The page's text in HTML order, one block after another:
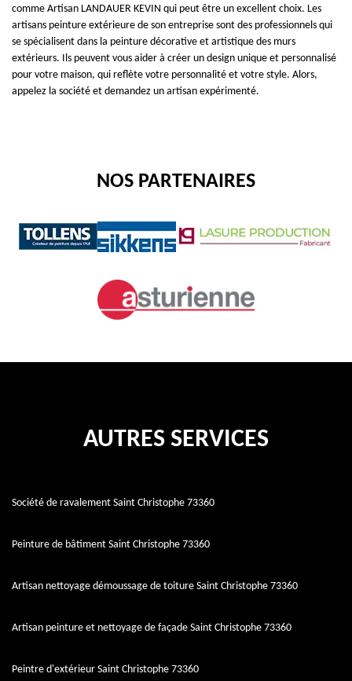
comme Artisan LANDAUER KEVIN qui peut être un excellent choix. Les
artisans peinture extérieure de son entreprise sont des professionnels qui
se spécialisent dans la peinture décorative et artistique des murs
extérieurs. Ils peuvent vous aider à créer un design unique et personnalisé
pour votre maison, qui reflète votre personnalité et votre style. Alors,
appelez la société et demandez un artisan expérimenté.
NOS PARTENAIRES
AUTRES SERVICES
Société de ravalement Saint Christophe 73360
Peinture de bâtiment Saint Christophe 73360
Artisan nettoyage démoussage de toiture Saint Christophe 73360
Artisan peinture et nettoyage de façade Saint Christophe 73360
Peintre d'extérieur Saint Christophe 73360